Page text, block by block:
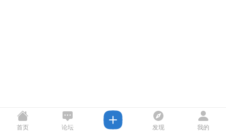
首页 论坛 发现 我的